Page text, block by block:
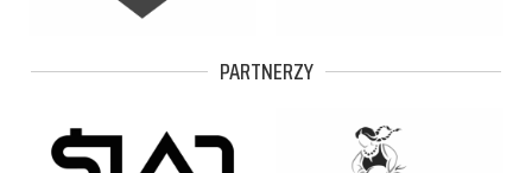
PARTNERZY